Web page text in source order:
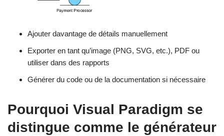
Ajouter davantage de détails manuellement
Exporter en tant qu’image (PNG, SVG, etc.), PDF ou
utiliser dans des rapports
Générer du code ou de la documentation si nécessaire
Pourquoi Visual Paradigm se
distingue comme le générateur